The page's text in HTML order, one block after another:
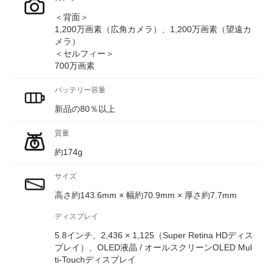
＜背面＞
1,200万画素（広角カメラ）、1,200万画素（望遠カ
メラ）
＜セルフィー＞
700万画素
バッテリー容量
新品の80％以上
質量
約174g
サイズ
高さ約143.6mm × 幅約70.9mm × 厚さ約7.7mm
ディスプレイ
5.8インチ、2,436 × 1,125（Super Retina HDディス
プレイ）、OLED液晶 / オールスクリーンOLED Mul
ti‑Touchディスプレイ